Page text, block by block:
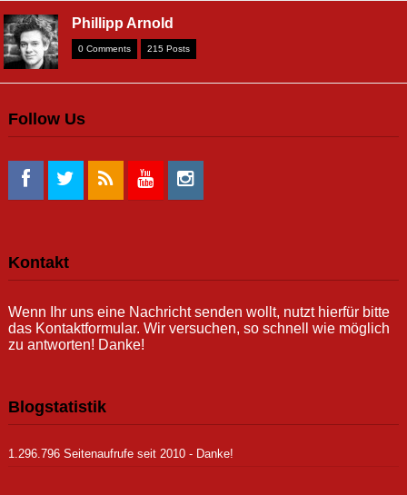
Phillipp Arnold
0 Comments 215 Posts
Follow Us
Kontakt
Wenn Ihr uns eine Nachricht senden wollt, nutzt hierfür bitte
das Kontaktformular. Wir versuchen, so schnell wie möglich
zu antworten! Danke!
Blogstatistik
1.296.796 Seitenaufrufe seit 2010 - Danke!